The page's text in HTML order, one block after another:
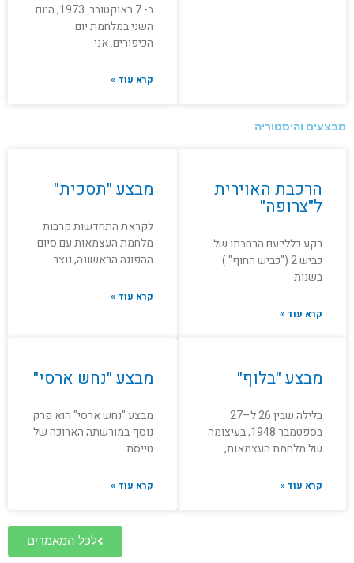
ב- 7 באוקטובר 1973, היום
השני במלחמת יום
הכיפורים. אני
קרא עוד »
מבצעים והיסטוריה
הרכבת האוירית
ל"צרופה"
רקע כללי:עם הרחבתו של
כביש 2 ("כביש החוף" )
בשנות
קרא עוד »
מבצע "תסכית"
לקראת התחדשות קרבות
מלחמת העצמאות עם סיום
ההפוגה הראשונה, נוצר
קרא עוד »
מבצע "בלוף"
בלילה שבין 26 ל–27
בספטמבר 1948, בעיצומה
של מלחמת העצמאות,
קרא עוד »
מבצע "נחש ארסי"
מבצע "נחש ארסי" הוא פרק
נוסף במורשתה הארוכה של
טייסת
קרא עוד »
לכל המאמרים